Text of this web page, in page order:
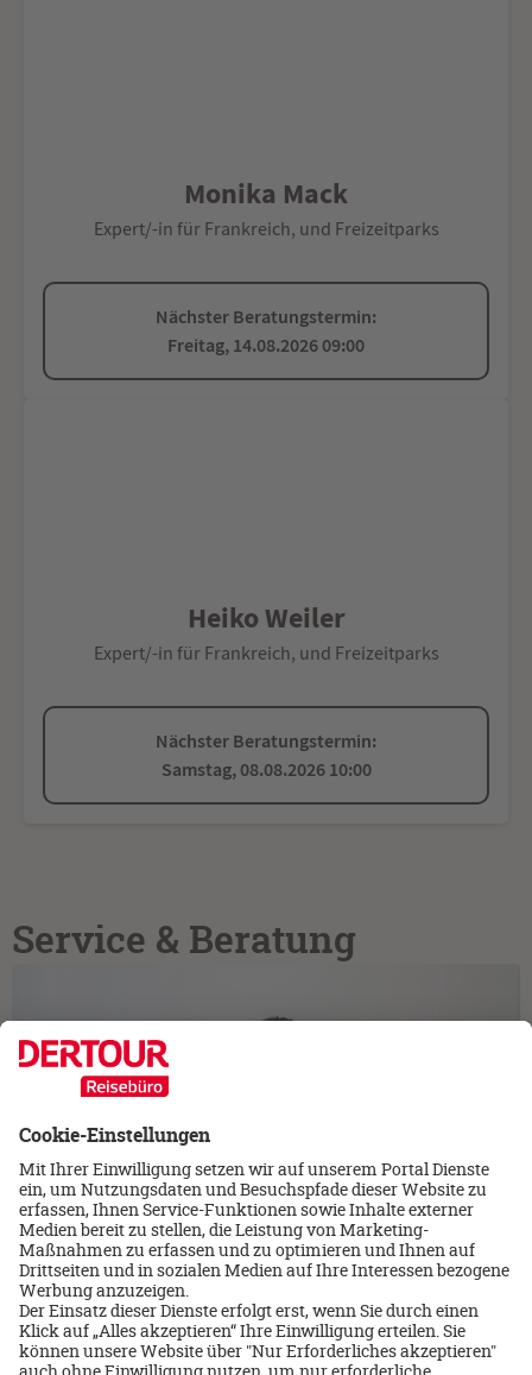
Monika Mack
Expert/-in für Frankreich, und Freizeitparks
Nächster Beratungstermin:
Freitag, 14.08.2026 09:00
Heiko Weiler
Expert/-in für Frankreich, und Freizeitparks
Nächster Beratungstermin:
Samstag, 08.08.2026 10:00
Service & Beratung
Newsletter
Erhalten Sie regelmäßig aktuelle Reiseangebote, tolle
Specials und attraktive Gewinnspiele.